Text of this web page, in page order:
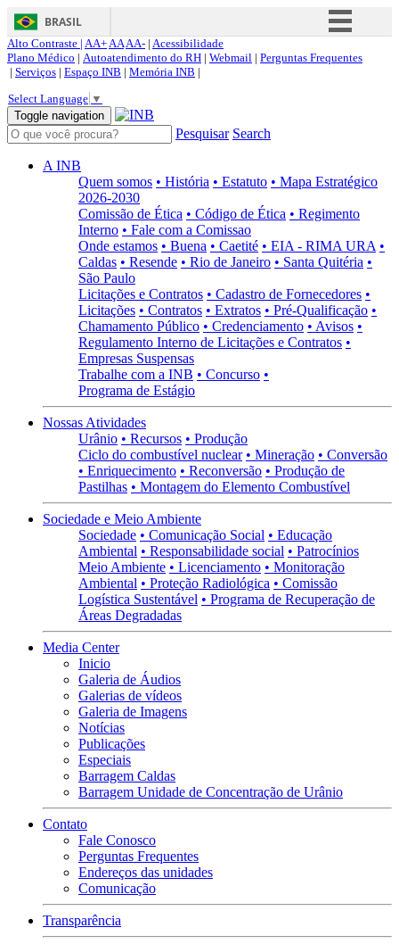
BRASIL
Simplifique!
Acesso à informação
Canais
Alto Contraste | AA+AAAA- | Acessibilidade
Plano Médico | Autoatendimento do RH | Webmail | Perguntas Frequentes
| Serviços | Espaço INB | Memória INB |
Select Language ▼
Toggle navigation
Pesquisar Search
A INB
Quem somos • História • Estatuto • Mapa Estratégico
2026-2030
Comissão de Ética • Código de Ética • Regimento
Interno • Fale com a Comissao
Onde estamos • Buena • Caetité • EIA - RIMA URA •
Caldas • Resende • Rio de Janeiro • Santa Quitéria •
São Paulo
Licitações e Contratos • Cadastro de Fornecedores •
Licitações • Contratos • Extratos • Pré-Qualificação •
Chamamento Público • Credenciamento • Avisos •
Regulamento Interno de Licitações e Contratos •
Empresas Suspensas
Trabalhe com a INB • Concurso •
Programa de Estágio
Nossas Atividades
Urânio • Recursos • Produção
Ciclo do combustível nuclear • Mineração • Conversão
• Enriquecimento • Reconversão • Produção de
Pastilhas • Montagem do Elemento Combustível
Sociedade e Meio Ambiente
Sociedade • Comunicação Social • Educação
Ambiental • Responsabilidade social • Patrocínios
Meio Ambiente • Licenciamento • Monitoração
Ambiental • Proteção Radiológica • Comissão
Logística Sustentável • Programa de Recuperação de
Áreas Degradadas
Media Center
Inicio
Galeria de Áudios
Galerias de vídeos
Galeria de Imagens
Notícias
Publicações
Especiais
Barragem Caldas
Barragem Unidade de Concentração de Urânio
Contato
Fale Conosco
Perguntas Frequentes
Endereços das unidades
Comunicação
Transparência